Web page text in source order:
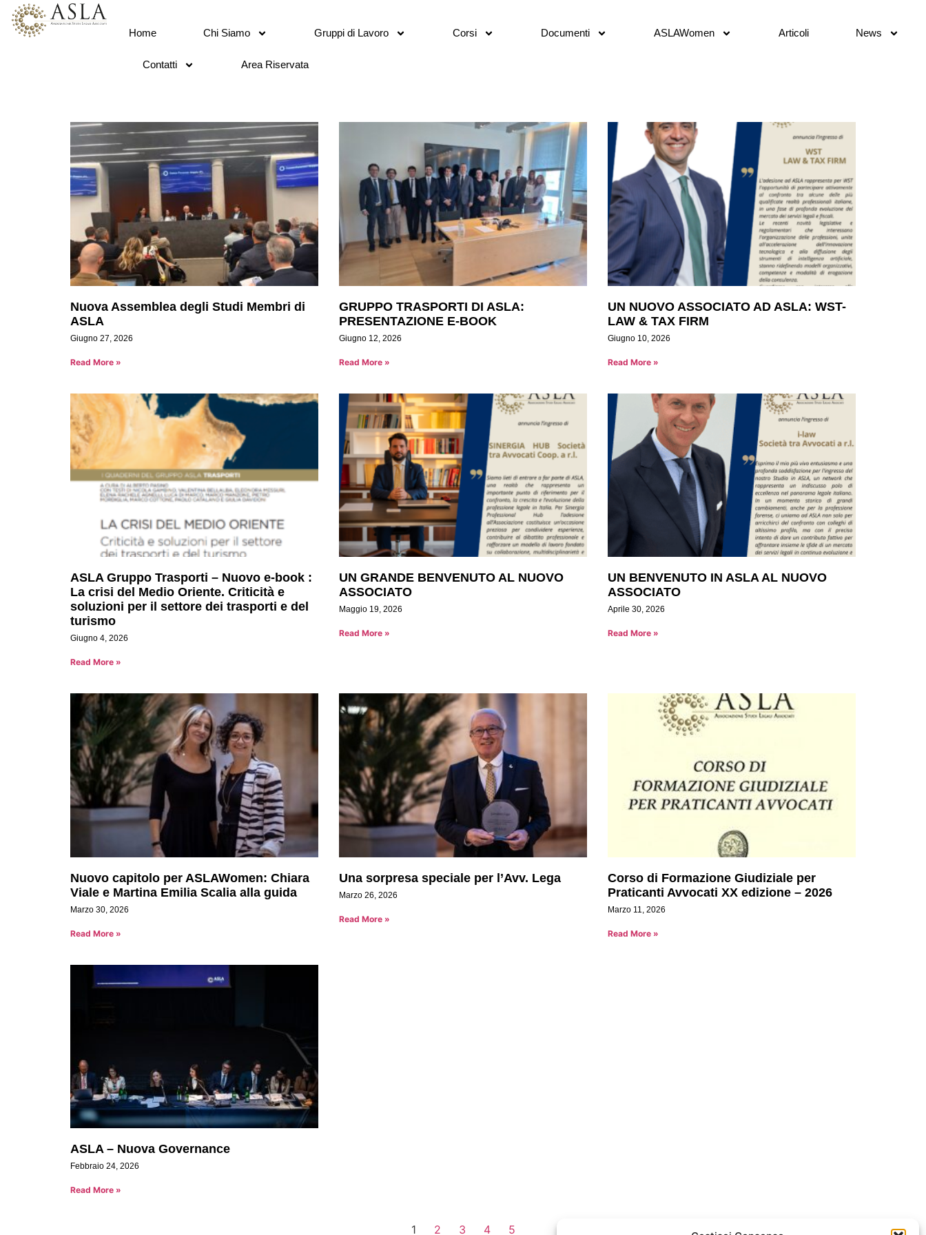
Home Chi Siamo Gruppi di Lavoro Corsi Documenti ASLAWomen Articoli News
Contatti Area Riservata
Nuova Assemblea degli Studi Membri di
ASLA
Giugno 27, 2026
Read More »
GRUPPO TRASPORTI DI ASLA:
PRESENTAZIONE E-BOOK
Giugno 12, 2026
Read More »
UN NUOVO ASSOCIATO AD ASLA: WST-
LAW & TAX FIRM
Giugno 10, 2026
Read More »
ASLA Gruppo Trasporti – Nuovo e-book :
La crisi del Medio Oriente. Criticità e
soluzioni per il settore dei trasporti e del
turismo
Giugno 4, 2026
Read More »
UN GRANDE BENVENUTO AL NUOVO
ASSOCIATO
Maggio 19, 2026
Read More »
UN BENVENUTO IN ASLA AL NUOVO
ASSOCIATO
Aprile 30, 2026
Read More »
Nuovo capitolo per ASLAWomen: Chiara
Viale e Martina Emilia Scalia alla guida
Marzo 30, 2026
Read More »
Una sorpresa speciale per l’Avv. Lega
Marzo 26, 2026
Read More »
Corso di Formazione Giudiziale per
Praticanti Avvocati XX edizione – 2026
Marzo 11, 2026
Read More »
ASLA – Nuova Governance
Febbraio 24, 2026
Read More »
1 2 3 4 5